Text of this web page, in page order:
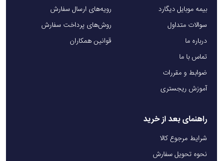
بیمه موبایل دیگارد
سوالات متداول
درباره ما
تماس با ما
ضوابط و مقررات
آموزش ریجستری
رویه‌های ارسال سفارش
روش‌های پرداخت سفارش
قوانین همکاران
راهنمای بعد از خرید
شرایط مرجوع کالا
نحوه تحویل سفارش